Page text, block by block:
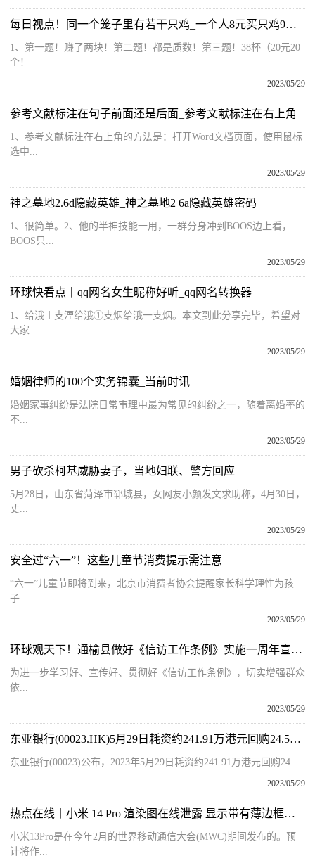
每日视点！同一个笼子里有若干只鸡_一个人8元买只鸡9元卖掉
1、第一题！赚了两块！第二题！都是质数！第三题！38杯（20元20
个！...
2023/05/29
参考文献标注在句子前面还是后面_参考文献标注在右上角
1、参考文献标注在右上角的方法是：打开Word文档页面，使用鼠标
选中...
2023/05/29
神之墓地2.6d隐藏英雄_神之墓地2 6a隐藏英雄密码
1、很简单。2、他的半神技能一用，一群分身冲到BOOS边上看，
BOOS只...
2023/05/29
环球快看点丨qq网名女生昵称好听_qq网名转换器
1、给涐Ⅰ支湮给涐①支烟给涐一支烟。本文到此分享完毕，希望对
大家...
2023/05/29
婚姻律师的100个实务锦囊_当前时讯
婚姻家事纠纷是法院日常审理中最为常见的纠纷之一，随着离婚率的
不...
2023/05/29
男子砍杀柯基威胁妻子，当地妇联、警方回应
5月28日，山东省菏泽市郓城县，女网友小颜发文求助称，4月30日，
丈...
2023/05/29
安全过“六一”！这些儿童节消费提示需注意
“六一”儿童节即将到来，北京市消费者协会提醒家长科学理性为孩
子...
2023/05/29
环球观天下！通榆县做好《信访工作条例》实施一周年宣传活动
为进一步学习好、宣传好、贯彻好《信访工作条例》，切实增强群众
依...
2023/05/29
东亚银行(00023.HK)5月29日耗资约241.91万港元回购24.5万股-每日聚焦
东亚银行(00023)公布，2023年5月29日耗资约241 91万港元回购24
2023/05/29
热点在线丨小米 14 Pro 渲染图在线泄露 显示带有薄边框的曲面显示屏
小米13Pro是在今年2月的世界移动通信大会(MWC)期间发布的。预
计将作...